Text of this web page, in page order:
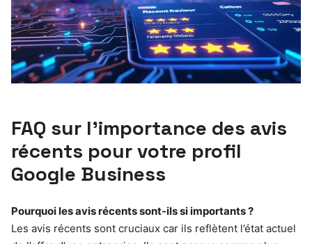
FAQ sur l’importance des avis
récents pour votre profil
Google Business
Pourquoi les avis récents sont-ils si importants ?
Les avis récents sont cruciaux car ils reflètent l’état actuel